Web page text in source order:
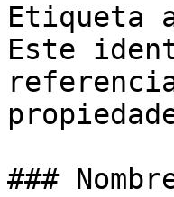
Etiqueta
Este
###